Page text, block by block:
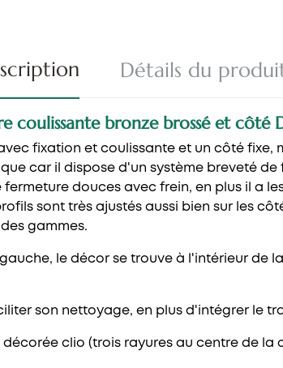
Détails du
coulissante bronze brossé et côté
fixation et coulissante et un côté fixe,
car il dispose d'un système breveté
douces avec frein, en plus il a
sont très ajustés aussi bien sur les
gammes.
le décor se trouve à l'intérieur de
son nettoyage, en plus d'intégrer le
clio (trois rayures au centre de la